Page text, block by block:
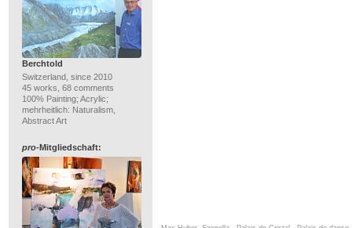
Berchtold
Switzerland, since 2010
45 works, 68 comments
100% Painting; Acrylic;
mehrheitlich: Naturalism,
Abstract Art
pro-Mitgliedschaft: